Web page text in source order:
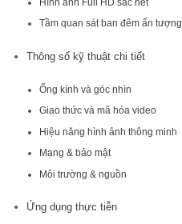
Tầm quan sát ban đêm ấn tượng
Thông số kỹ thuật chi tiết
Ống kính và góc nhìn
Giao thức và mã hóa video
Hiệu năng hình ảnh thông minh
Mạng & bảo mật
Môi trường & nguồn
Ứng dụng thực tiễn